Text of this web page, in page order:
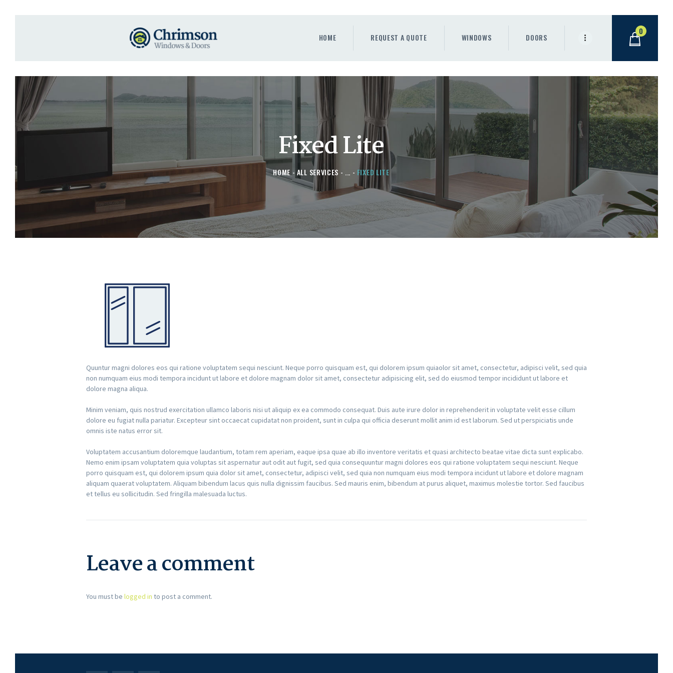
HOME REQUEST A QUOTE WINDOWS DOORS
0
Fixed Lite
HOME ALL SERVICES ... FIXED LITE
REQUEST A QUOTE
DOORS
STORE
Quuntur magni dolores eos qui ratione voluptatem sequi nesciunt. Neque porro quisquam est, qui dolorem ipsum quiaolor sit amet, consectetur, adipisci velit, sed quia
non numquam eius modi tempora incidunt ut labore et dolore magnam dolor sit amet, consectetur adipisicing elit, sed do eiusmod tempor incididunt ut labore et
dolore magna aliqua.
Minim veniam, quis nostrud exercitation ullamco laboris nisi ut aliquip ex ea commodo consequat. Duis aute irure dolor in reprehenderit in voluptate velit esse cillum
dolore eu fugiat nulla pariatur. Excepteur sint occaecat cupidatat non proident, sunt in culpa qui officia deserunt mollit anim id est laborum. Sed ut perspiciatis unde
omnis iste natus error sit.
Voluptatem accusantium doloremque laudantium, totam rem aperiam, eaque ipsa quae ab illo inventore veritatis et quasi architecto beatae vitae dicta sunt explicabo.
Nemo enim ipsam voluptatem quia voluptas sit aspernatur aut odit aut fugit, sed quia consequuntur magni dolores eos qui ratione voluptatem sequi nesciunt. Neque
porro quisquam est, qui dolorem ipsum quia dolor sit amet, consectetur, adipisci velit, sed quia non numquam eius modi tempora incidunt ut labore et dolore magnam
aliquam quaerat voluptatem. Aliquam bibendum lacus quis nulla dignissim faucibus. Sed mauris enim, bibendum at purus aliquet, maximus molestie tortor. Sed faucibus
et tellus eu sollicitudin. Sed fringilla malesuada luctus.
Leave a comment
You must be logged in to post a comment.